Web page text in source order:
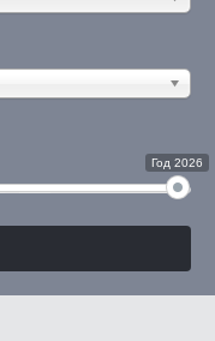
Год 2026